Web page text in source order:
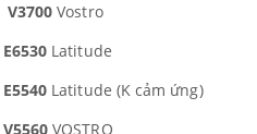
V3700 Vostro
E6530 Latitude
E5540 Latitude (K cảm ứng)
V5560 VOSTRO